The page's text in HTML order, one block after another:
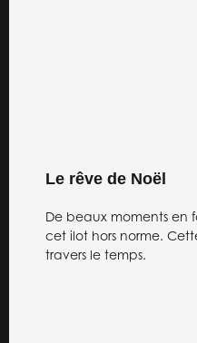
Le rêve de Noël
De beaux moments en
cet ilot hors norme.
travers le temps.